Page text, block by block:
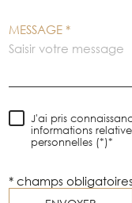
MESSAGE *
J'ai pris
informations
personnelles (*)*
* champs obligatoires